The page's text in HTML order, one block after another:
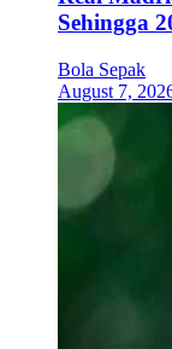
Sehingga
Bola Sepak
August 7,